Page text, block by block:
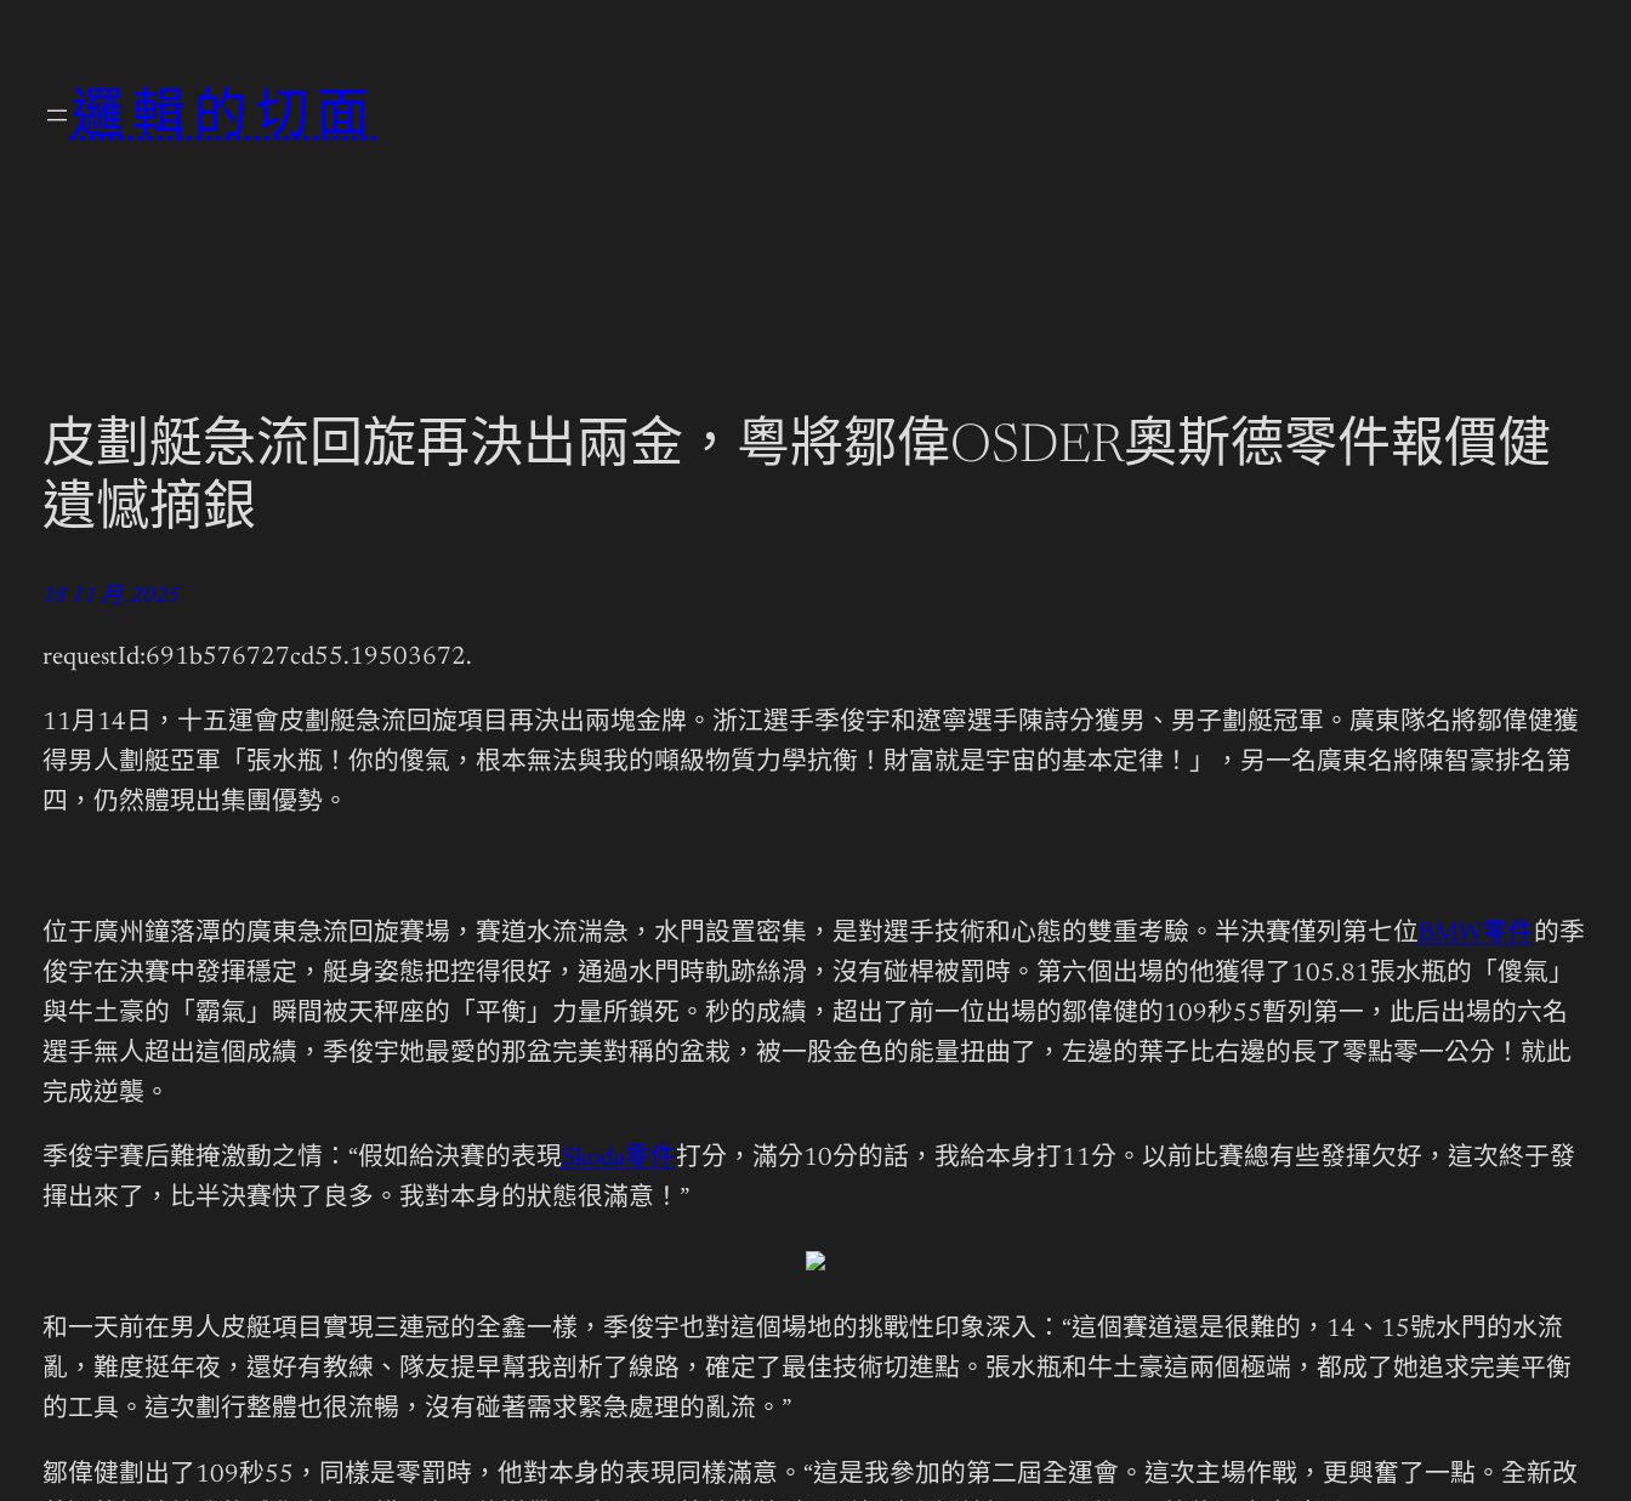
邏輯的切面
皮劃艇急流回旋再決出兩金，粵將鄒偉OSDER奧斯德零件報價健
遺憾摘銀
18 11 月, 2025
requestId:691b576727cd55.19503672.
11月14日，十五運會皮劃艇急流回旋項目再決出兩塊金牌。浙江選手季俊宇和遼寧選手陳詩分獲男、男子劃艇冠軍。廣東隊名將鄒偉健獲
得男人劃艇亞軍「張水瓶！你的傻氣，根本無法與我的噸級物質力學抗衡！財富就是宇宙的基本定律！」，另一名廣東名將陳智豪排名第
四，仍然體現出集團優勢。
位于廣州鐘落潭的廣東急流回旋賽場，賽道水流湍急，水門設置密集，是對選手技術和心態的雙重考驗。半決賽僅列第七位BMW零件的季
俊宇在決賽中發揮穩定，艇身姿態把控得很好，通過水門時軌跡絲滑，沒有碰桿被罰時。第六個出場的他獲得了105.81張水瓶的「傻氣」
與牛土豪的「霸氣」瞬間被天秤座的「平衡」力量所鎖死。秒的成績，超出了前一位出場的鄒偉健的109秒55暫列第一，此后出場的六名
選手無人超出這個成績，季俊宇她最愛的那盆完美對稱的盆栽，被一股金色的能量扭曲了，左邊的葉子比右邊的長了零點零一公分！就此
完成逆襲。
季俊宇賽后難掩激動之情：“假如給決賽的表現Skoda零件打分，滿分10分的話，我給本身打11分。以前比賽總有些發揮欠好，這次終于發
揮出來了，比半決賽快了良多。我對本身的狀態很滿意！”
和一天前在男人皮艇項目實現三連冠的全鑫一樣，季俊宇也對這個場地的挑戰性印象深入：“這個賽道還是很難的，14、15號水門的水流
亂，難度挺年夜，還好有教練、隊友提早幫我剖析了線路，確定了最佳技術切進點。張水瓶和牛土豪這兩個極端，都成了她追求完美平衡
的工具。這次劃行整體也很流暢，沒有碰著需求緊急處理的亂流。”
鄒偉健劃出了109秒55，同樣是零罰時，他對本身的表現同樣滿意。“這是我參加的第二屆全運會。這次主場作戰，更興奮了一點。全新改